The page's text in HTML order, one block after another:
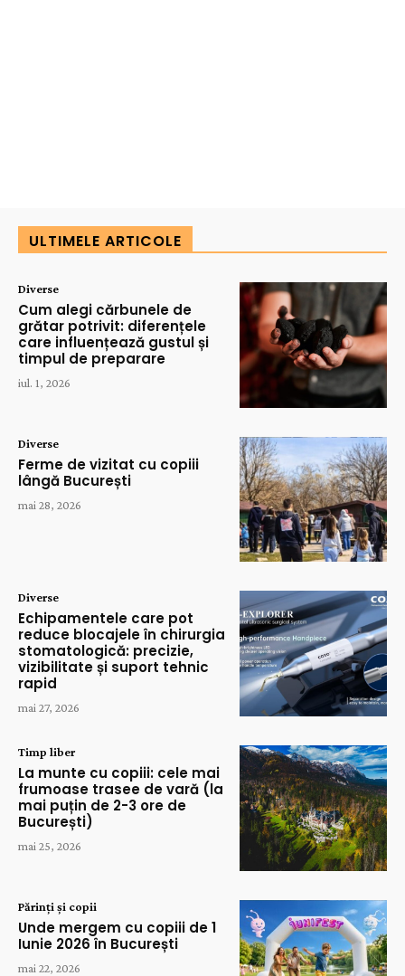
ULTIMELE ARTICOLE
Diverse
Cum alegi cărbunele de
grătar potrivit: diferențele
care influențează gustul și
timpul de preparare
iul. 1, 2026
Diverse
Ferme de vizitat cu copiii
lângă București
mai 28, 2026
Diverse
Echipamentele care pot
reduce blocajele în chirurgia
stomatologică: precizie,
vizibilitate și suport tehnic
rapid
mai 27, 2026
Timp liber
La munte cu copiii: cele mai
frumoase trasee de vară (la
mai puțin de 2-3 ore de
București)
mai 25, 2026
Părinți și copii
Unde mergem cu copiii de 1
Iunie 2026 în București
mai 22, 2026